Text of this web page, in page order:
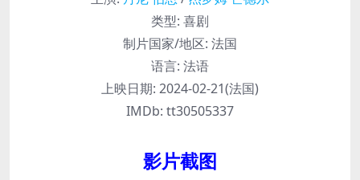
类型: 喜剧
制片国家/地区: 法国
语言: 法语
上映日期: 2024-02-21(法国)
IMDb: tt30505337
影片截图